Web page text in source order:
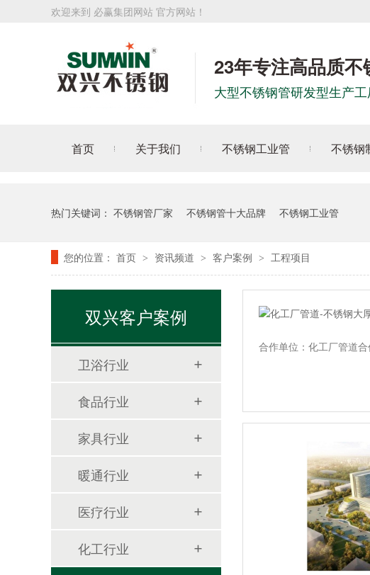
欢迎来到 必赢集团网站 官方网站！
23年专注高品质不
大型不锈钢管研发型生产
首页 关于我们 不锈钢工业管 不锈钢
热门关键词： 不锈钢管厂家 不锈钢管十大品牌 不锈钢工业管
您的位置： 首页 > 资讯频道 > 客户案例 > 工程项目
合作单位：化工厂管道
双兴客户案例
卫浴行业
食品行业
家具行业
暖通行业
医疗行业
化工行业
食品卫生管